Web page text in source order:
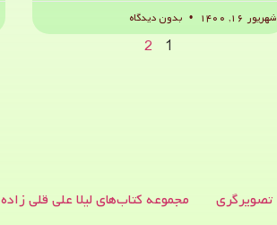
شهریور ۱۶, ۱۴۰۰ بدون دیدگاه
1
2
تصویرگری مجموعه کتاب‌های لیلا علی قلی زاده